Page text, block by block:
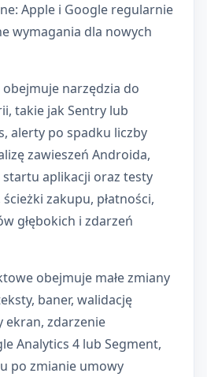
Apple i Google regularnie
wymagania dla nowych
narzędzia do
takie jak Sentry lub
alerty po spadku liczby
zawieszeń Androida,
aplikacji oraz testy
zakupu, płatności,
głębokich i zdarzeń
obejmuje małe zmiany
baner, walidację
zdarzenie
Analytics 4 lub Segment,
po zmianie umowy